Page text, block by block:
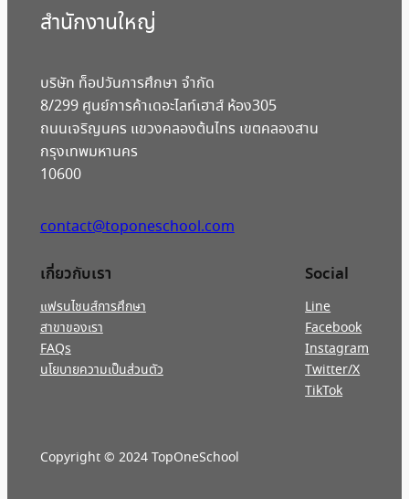
สํานักงานใหญ่
บริษัท ท็อปวันการศึกษา จำกัด
8/299 ศูนย์การค้าเดอะไลท์เฮาส์ ห้อง305
ถนนเจริญนคร แขวงคลองต้นไทร เขตคลองสาน
กรุงเทพมหานคร
10600
contact@toponeschool.com
เกี่ยวกับเรา
แฟรนไชนส์การศึกษา
สาขาของเรา
FAQs
นโยบายความเป็นส่วนตัว
Social
Line
Facebook
Instagram
Twitter/X
TikTok
Copyright © 2024 TopOneSchool